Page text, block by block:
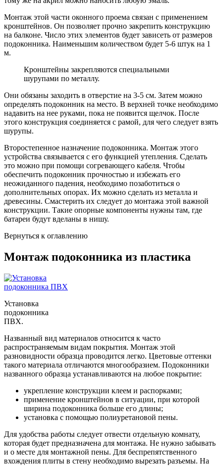
Монтаж этой части оконного проема связан с применением
кронштейнов. Он позволяет прочно закрепить конструкцию
на балконе. Число этих элементов будет зависеть от размеров
подоконника. Наименьшим количеством будет 5-6 штук на 1
м.
Кронштейны закрепляются специальными
шурупами по металлу.
Они обязаны заходить в отверстие на 3-5 см. Затем можно
определять подоконник на место. В верхней точке необходимо
надавить на нее руками, пока не появится щелчок. После
этого конструкция соединяется с рамой, для чего следует взять
шурупы.
Второстепенное назначение подоконника. Монтаж этого
устройства связывается с его функцией утепления. Сделать
это можно при помощи согревающего кабеля. Чтобы
обеспечить подоконник прочностью и избежать его
неожиданного падения, необходимо позаботиться о
дополнительных опорах. Их можно сделать из металла и
древесины. Смастерить их следует до монтажа этой важной
конструкции. Такие опорные компоненты нужны там, где
батареи будут вделаны в нишу.
Вернуться к оглавлению
Монтаж подоконника из пластика
Установка
подоконника
ПВХ.
Названный вид материалов относится к часто
распространяемым видам покрытия. Монтаж этой
разновидности образца проводится легко. Цветовые оттенки
такого материала отличаются многообразием. Подоконники
названного образца устанавливаются на любое покрытие:
укрепление конструкции клеем и распорками;
применение кронштейнов в ситуации, при которой
ширина подоконника больше его длины;
установка с помощью полиуретановой пены.
Для удобства работы следует отвести отдельную комнату,
которая будет предназначена для монтажа. Не нужно забывать
и о месте для монтажной пены. Для беспрепятственного
вхождения плиты в стену необходимо вырезать разъемы. На